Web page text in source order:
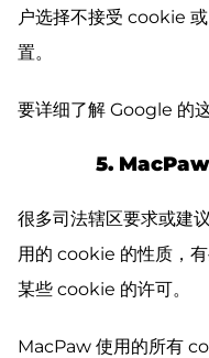
户选择不接受 cookie
置。
要详细了解 Google 的
5.
很多司法辖区要求或建
用的 cookie 的性质，
某些 cookie 的许可。
MacPaw 使用的所有